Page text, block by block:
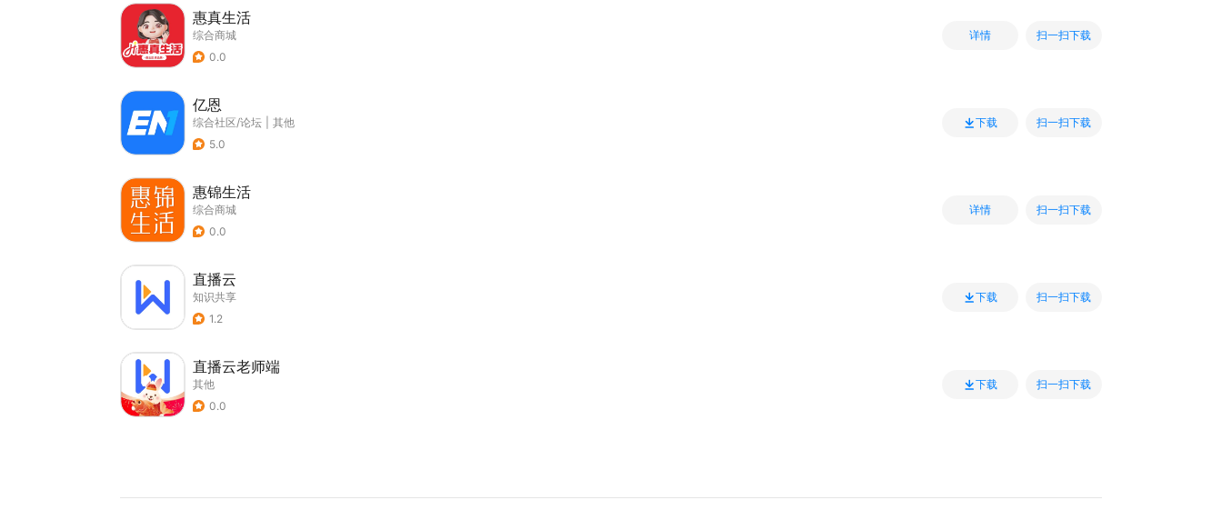
惠真生活
综合商城
0.0
详情 扫一扫下载
亿恩
综合社区/论坛
其他
5.0
下载 扫一扫下载
惠锦生活
综合商城
0.0
详情 扫一扫下载
直播云
知识共享
1.2
下载 扫一扫下载
直播云老师端
其他
0.0
下载 扫一扫下载